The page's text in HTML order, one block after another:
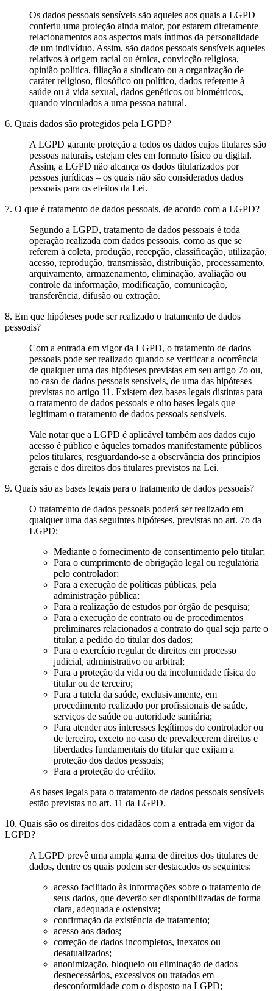
Os dados pessoais sensíveis são aqueles aos quais a LGPD
conferiu uma proteção ainda maior, por estarem diretamente
relacionamentos aos aspectos mais íntimos da personalidade
de um indivíduo. Assim, são dados pessoais sensíveis aqueles
relativos à origem racial ou étnica, convicção religiosa,
opinião política, filiação a sindicato ou a organização de
caráter religioso, filosófico ou político, dados referente à
saúde ou à vida sexual, dados genéticos ou biométricos,
quando vinculados a uma pessoa natural.
6. Quais dados são protegidos pela LGPD?
A LGPD garante proteção a todos os dados cujos titulares são
pessoas naturais, estejam eles em formato físico ou digital.
Assim, a LGPD não alcança os dados titularizados por
pessoas jurídicas – os quais não são considerados dados
pessoais para os efeitos da Lei.
7. O que é tratamento de dados pessoais, de acordo com a LGPD?
Segundo a LGPD, tratamento de dados pessoais é toda
operação realizada com dados pessoais, como as que se
referem à coleta, produção, recepção, classificação, utilização,
acesso, reprodução, transmissão, distribuição, processamento,
arquivamento, armazenamento, eliminação, avaliação ou
controle da informação, modificação, comunicação,
transferência, difusão ou extração.
8. Em que hipóteses pode ser realizado o tratamento de dados
pessoais?
Com a entrada em vigor da LGPD, o tratamento de dados
pessoais pode ser realizado quando se verificar a ocorrência
de qualquer uma das hipóteses previstas em seu artigo 7o ou,
no caso de dados pessoais sensíveis, de uma das hipóteses
previstas no artigo 11. Existem dez bases legais distintas para
o tratamento de dados pessoais e oito bases legais que
legitimam o tratamento de dados pessoais sensíveis.
Vale notar que a LGPD é aplicável também aos dados cujo
acesso é público e àqueles tornados manifestamente públicos
pelos titulares, resguardando-se a observância dos princípios
gerais e dos direitos dos titulares previstos na Lei.
9. Quais são as bases legais para o tratamento de dados pessoais?
O tratamento de dados pessoais poderá ser realizado em
qualquer uma das seguintes hipóteses, previstas no art. 7o da
LGPD:
Mediante o fornecimento de consentimento pelo titular;
Para o cumprimento de obrigação legal ou regulatória
pelo controlador;
Para a execução de políticas públicas, pela
administração pública;
Para a realização de estudos por órgão de pesquisa;
Para a execução de contrato ou de procedimentos
preliminares relacionados a contrato do qual seja parte o
titular, a pedido do titular dos dados;
Para o exercício regular de direitos em processo
judicial, administrativo ou arbitral;
Para a proteção da vida ou da incolumidade física do
titular ou de terceiro;
Para a tutela da saúde, exclusivamente, em
procedimento realizado por profissionais de saúde,
serviços de saúde ou autoridade sanitária;
Para atender aos interesses legítimos do controlador ou
de terceiro, exceto no caso de prevalecerem direitos e
liberdades fundamentais do titular que exijam a
proteção dos dados pessoais;
Para a proteção do crédito.
As bases legais para o tratamento de dados pessoais sensíveis
estão previstas no art. 11 da LGPD.
10. Quais são os direitos dos cidadãos com a entrada em vigor da
LGPD?
A LGPD prevê uma ampla gama de direitos dos titulares de
dados, dentre os quais podem ser destacados os seguintes:
acesso facilitado às informações sobre o tratamento de
seus dados, que deverão ser disponibilizadas de forma
clara, adequada e ostensiva;
confirmação da existência de tratamento;
acesso aos dados;
correção de dados incompletos, inexatos ou
desatualizados;
anonimização, bloqueio ou eliminação de dados
desnecessários, excessivos ou tratados em
desconformidade com o disposto na LGPD;